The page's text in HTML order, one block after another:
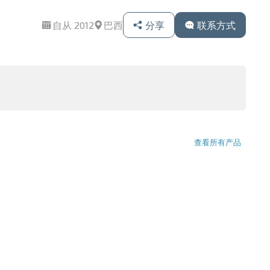
自从 2012 巴西 分享 联系方式
查看所有产品